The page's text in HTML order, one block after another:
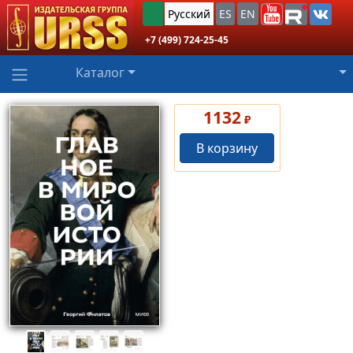
Русский ES EN
+7 (499) 724-25-45
Каталог
1132 ₽
В корзину